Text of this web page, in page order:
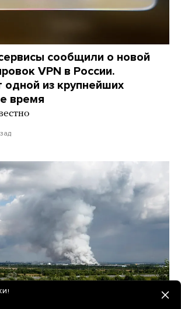
сообщили о новой
VPN в России.
одной из крупнейших
время